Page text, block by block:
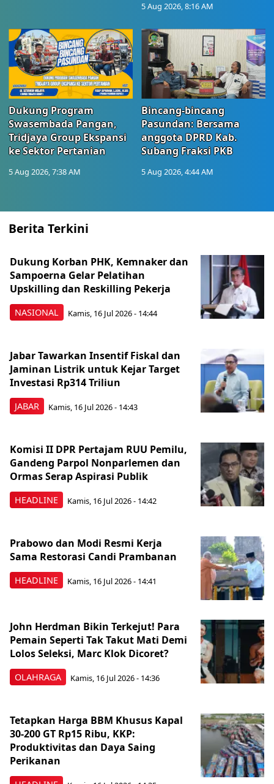
5 Aug 2026, 8:16 AM
Dukung Program
Swasembada Pangan,
Tridjaya Group Ekspansi
ke Sektor Pertanian
5 Aug 2026, 7:38 AM
Bincang-bincang
Pasundan: Bersama
anggota DPRD Kab.
Subang Fraksi PKB
5 Aug 2026, 4:44 AM
Berita Terkini
NASIONAL
Dukung Korban PHK, Kemnaker dan
Sampoerna Gelar Pelatihan
Upskilling dan Reskilling Pekerja
Kamis, 16 Jul 2026 - 14:44
JABAR
Jabar Tawarkan Insentif Fiskal dan
Jaminan Listrik untuk Kejar Target
Investasi Rp314 Triliun
Kamis, 16 Jul 2026 - 14:43
HEADLINE
Komisi II DPR Pertajam RUU Pemilu,
Gandeng Parpol Nonparlemen dan
Ormas Serap Aspirasi Publik
Kamis, 16 Jul 2026 - 14:42
HEADLINE
Prabowo dan Modi Resmi Kerja
Sama Restorasi Candi Prambanan
Kamis, 16 Jul 2026 - 14:41
OLAHRAGA
John Herdman Bikin Terkejut! Para
Pemain Seperti Tak Takut Mati Demi
Lolos Seleksi, Marc Klok Dicoret?
Kamis, 16 Jul 2026 - 14:36
Tetapkan Harga BBM Khusus Kapal
30-200 GT Rp15 Ribu, KKP:
Produktivitas dan Daya Saing
Perikanan